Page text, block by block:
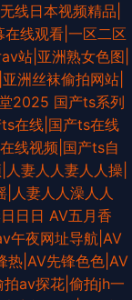
线日本视频精品|
线观看|一区二区
站|亚洲熟女色图|
洲丝袜偷拍网站|
2025 国产ts系列
在线|国产ts在线
线视频|国产ts自
妻人人妻人人操|
人妻人人澡人人
日日 AV五月香
午夜网址导航|AV
热|AV先锋色色|AV
av探花|偷拍jh一